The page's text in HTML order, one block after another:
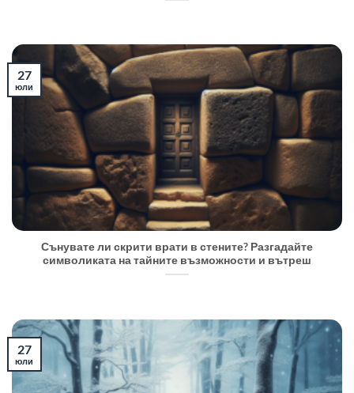
Сънувате ли скрити врати в стените? Разгадайте
символиката на тайните възможности и вътреш
27
юли
27
юли